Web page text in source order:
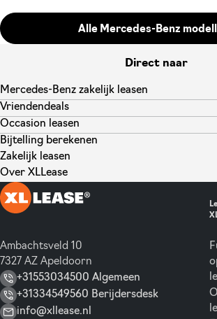
Alle Mercedes-Benz
Direct naar
Mercedes-Benz zakelijk leasen
Vriendendeals
Occasion leasen
Bijtelling berekenen
Zakelijk leasen
Over XLLease
Ambachtsveld 10
7327 AZ Apeldoorn
+31553034500 Algemeen
+31334549560 Berijdersdesk
info@xllease.nl